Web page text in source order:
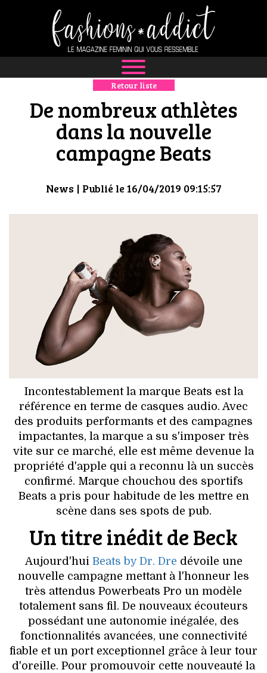
NEWS
MODE
LUXE
DÉFILÉS
BOUTIQUE
CULTURE
HIGH TECH
MAISON
AUTO
LIEUX TENDANCES
BEAUTÉ
MODE DE RUE
JEUNES CRÉATEURS
HISTOIRE DES MARQUES
DÉCO
VOYAGES & LOISIRS
Retour liste
De nombreux athlètes
dans la nouvelle
campagne Beats
News | Publié le 16/04/2019 09:15:57
Incontestablement la marque Beats est la
référence en terme de casques audio. Avec
des produits performants et des campagnes
impactantes, la marque a su s'imposer très
vite sur ce marché, elle est même devenue la
propriété d'apple qui a reconnu là un succès
confirmé. Marque chouchou des sportifs
Beats a pris pour habitude de les mettre en
scène dans ses spots de pub.
Un titre inédit de Beck
Aujourd'hui Beats by Dr. Dre dévoile une
nouvelle campagne mettant à l'honneur les
très attendus Powerbeats Pro un modèle
totalement sans fil. De nouveaux écouteurs
possédant une autonomie inégalée, des
fonctionnalités avancées, une connectivité
fiable et un port exceptionnel grâce à leur tour
d'oreille. Pour promouvoir cette nouveauté la